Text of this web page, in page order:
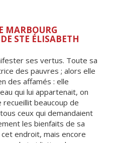
MARBOURG
STE ÉLISABETH
ses vertus. Toute sa
des pauvres ; alors elle
des affamés : elle
qui lui appartenait, on
beaucoup de
ceux qui demandaient
les bienfaits de sa
endroit, mais encore